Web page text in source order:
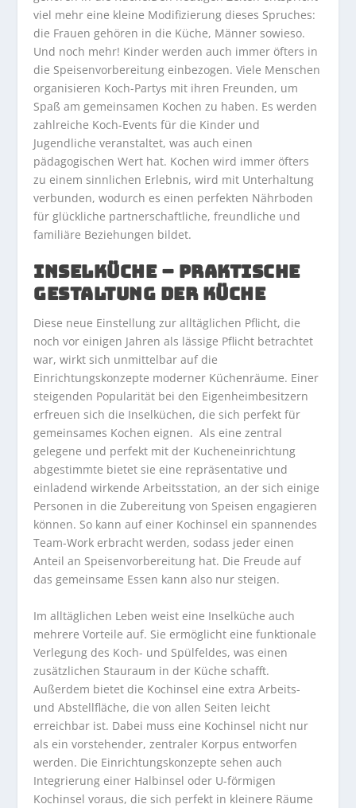
viel mehr eine kleine Modifizierung dieses Spruches:
die Frauen gehören in die Küche, Männer sowieso.
Und noch mehr! Kinder werden auch immer öfters in
die Speisenvorbereitung einbezogen. Viele Menschen
organisieren Koch-Partys mit ihren Freunden, um
Spaß am gemeinsamen Kochen zu haben. Es werden
zahlreiche Koch-Events für die Kinder und
Jugendliche veranstaltet, was auch einen
pädagogischen Wert hat. Kochen wird immer öfters
zu einem sinnlichen Erlebnis, wird mit Unterhaltung
verbunden, wodurch es einen perfekten Nährboden
für glückliche partnerschaftliche, freundliche und
familiäre Beziehungen bildet.
INSELKÜCHE – PRAKTISCHE
GESTALTUNG DER KÜCHE
Diese neue Einstellung zur alltäglichen Pflicht, die
noch vor einigen Jahren als lässige Pflicht betrachtet
war, wirkt sich unmittelbar auf die
Einrichtungskonzepte moderner Küchenräume. Einer
steigenden Popularität bei den Eigenheimbesitzern
erfreuen sich die Inselküchen, die sich perfekt für
gemeinsames Kochen eignen. Als eine zentral
gelegene und perfekt mit der Kucheneinrichtung
abgestimmte bietet sie eine repräsentative und
einladend wirkende Arbeitsstation, an der sich einige
Personen in die Zubereitung von Speisen engagieren
können. So kann auf einer Kochinsel ein spannendes
Team-Work erbracht werden, sodass jeder einen
Anteil an Speisenvorbereitung hat. Die Freude auf
das gemeinsame Essen kann also nur steigen.
Im alltäglichen Leben weist eine Inselküche auch
mehrere Vorteile auf. Sie ermöglicht eine funktionale
Verlegung des Koch- und Spülfeldes, was einen
zusätzlichen Stauraum in der Küche schafft.
Außerdem bietet die Kochinsel eine extra Arbeits-
und Abstellfläche, die von allen Seiten leicht
erreichbar ist. Dabei muss eine Kochinsel nicht nur
als ein vorstehender, zentraler Korpus entworfen
werden. Die Einrichtungskonzepte sehen auch
Integrierung einer Halbinsel oder U-förmigen
Kochinsel voraus, die sich perfekt in kleinere Räume